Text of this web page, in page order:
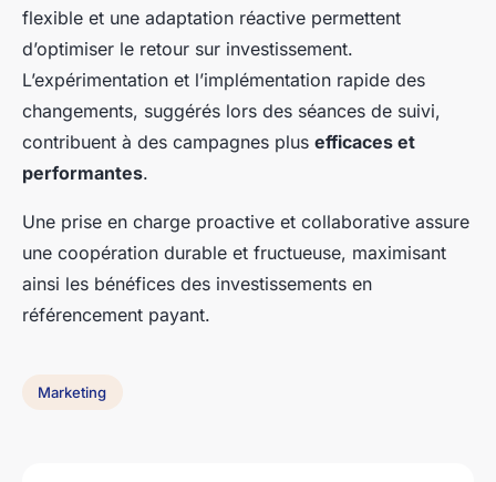
flexible et une adaptation réactive permettent
d’optimiser le retour sur investissement.
L’expérimentation et l’implémentation rapide des
changements, suggérés lors des séances de suivi,
contribuent à des campagnes plus efficaces et
performantes.
Une prise en charge proactive et collaborative assure
une coopération durable et fructueuse, maximisant
ainsi les bénéfices des investissements en
référencement payant.
Marketing